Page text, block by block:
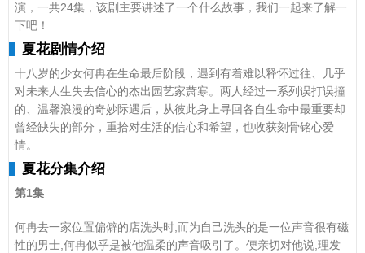
3月2日：22-23集
3月4日：24集(大结局)
夏花剧情介绍
十八岁的少女何冉在生命最后阶段，遇到有着难以释怀过往、几乎
对未来人生失去信心的杰出园艺家萧寒。两人经过一系列误打误撞
的、温馨浪漫的奇妙际遇后，从彼此身上寻回各自生命中最重要却
曾经缺失的部分，重拾对生活的信心和希望，也收获刻骨铭心爱
情。
演，一共24集，该剧主要讲述了一个什么故事，我们一起来了解一
下吧！
夏花剧情介绍
十八岁的少女何冉在生命最后阶段，遇到有着难以释怀过往、几乎
对未来人生失去信心的杰出园艺家萧寒。两人经过一系列误打误撞
的、温馨浪漫的奇妙际遇后，从彼此身上寻回各自生命中最重要却
曾经缺失的部分，重拾对生活的信心和希望，也收获刻骨铭心爱
情。
夏花分集介绍
第1集
何冉去一家位置偏僻的店洗头时,而为自己洗头的是一位声音很有磁
性的男士,何冉似乎是被他温柔的声音吸引了。便亲切对他说,理发